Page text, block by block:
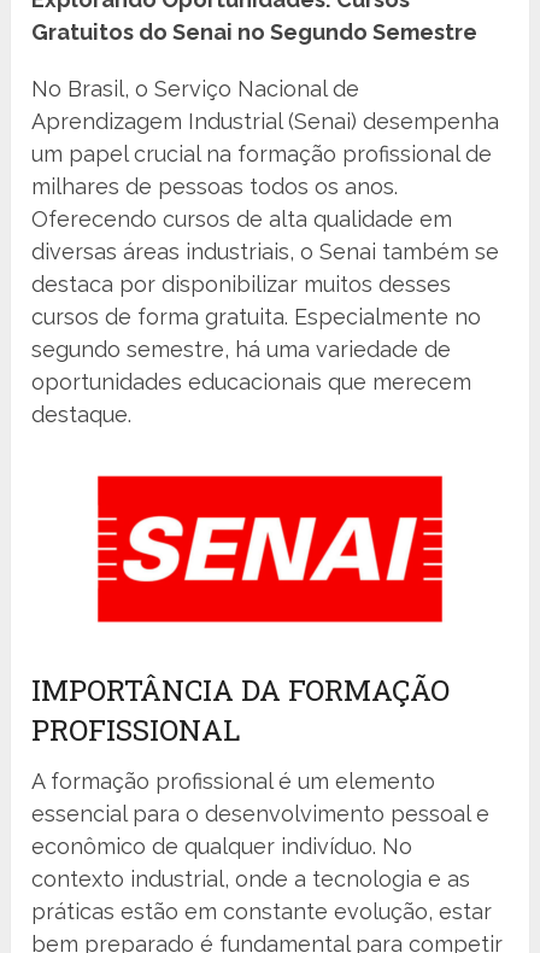
Gratuitos do Senai no Segundo Semestre
No Brasil, o Serviço Nacional de
Aprendizagem Industrial (Senai) desempenha
um papel crucial na formação profissional de
milhares de pessoas todos os anos.
Oferecendo cursos de alta qualidade em
diversas áreas industriais, o Senai também se
destaca por disponibilizar muitos desses
cursos de forma gratuita. Especialmente no
segundo semestre, há uma variedade de
oportunidades educacionais que merecem
destaque.
IMPORTÂNCIA DA FORMAÇÃO
PROFISSIONAL
A formação profissional é um elemento
essencial para o desenvolvimento pessoal e
econômico de qualquer indivíduo. No
contexto industrial, onde a tecnologia e as
práticas estão em constante evolução, estar
bem preparado é fundamental para competir